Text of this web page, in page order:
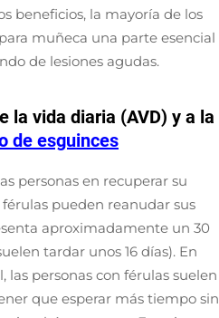
beneficios, la mayoría de los
muñeca una parte esencial
de lesiones agudas.
la vida diaria (AVD) y a la
de esguinces
personas en recuperar su
pueden reanudar sus
aproximadamente un 30
tardar unos 16 días). En
personas con férulas suelen
que esperar más tiempo sin